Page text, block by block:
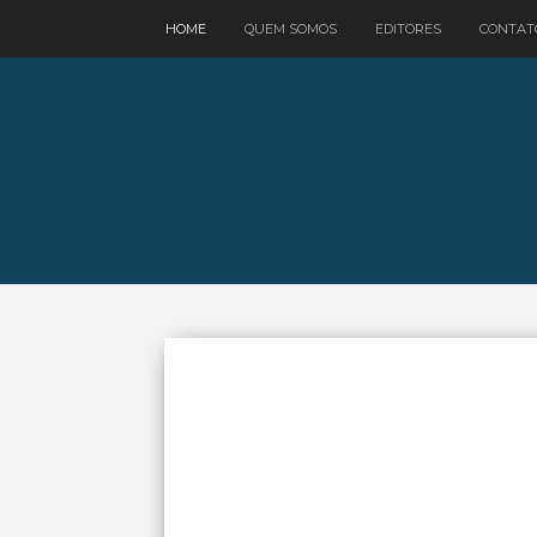
HOME QUEM SOMOS EDITORES